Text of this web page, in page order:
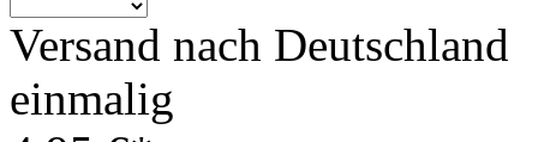
Versand nach Deutschland
einmalig